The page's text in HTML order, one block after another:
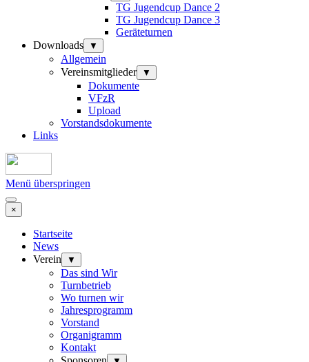
TG Jugendcup Dance 2
TG Jugendcup Dance 3
Geräteturnen
Downloads
▼
Allgemein
Vereinsmitglieder
▼
Dokumente
VFzR
Upload
Vorstandsdokumente
Links
Menü überspringen
×
Startseite
News
Verein
▼
Das sind Wir
Turnbetrieb
Wo turnen wir
Jahresprogramm
Vorstand
Organigramm
Kontakt